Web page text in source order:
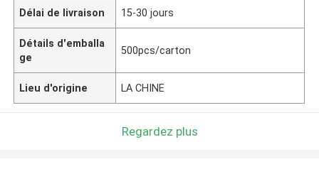
Délai de livraison 15-30 jours
Détails d'emballa
ge
500pcs/carton
Lieu d'origine LA CHINE
Regardez plus